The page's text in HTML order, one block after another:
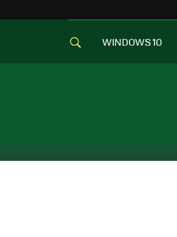
WINDOWS 10